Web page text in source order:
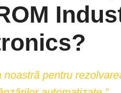
noastră pentru